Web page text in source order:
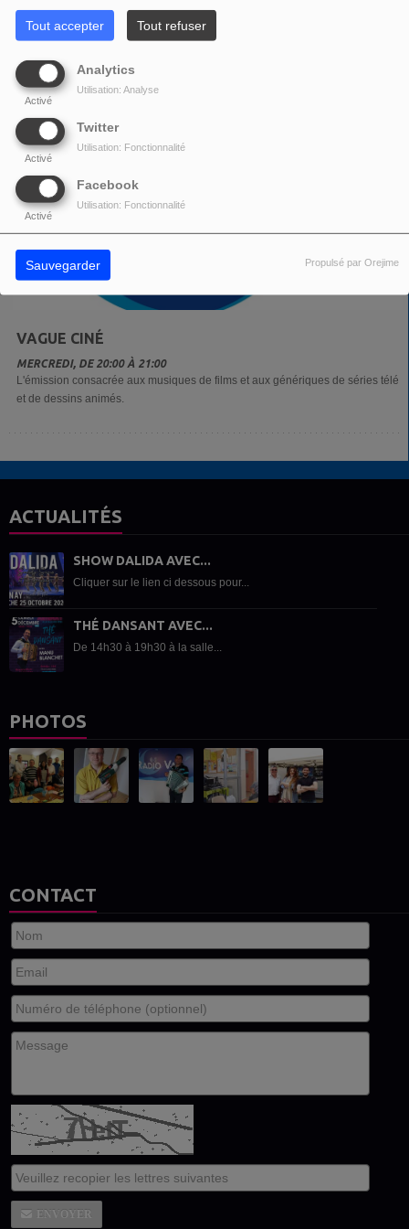
Tout accepter Tout refuser
Analytics
Activé
Utilisation: Analyse
Twitter
Activé
Utilisation: Fonctionnalité
Facebook
Activé
Utilisation: Fonctionnalité
Sauvegarder Propulsé par Orejime
VAGUE CINÉ
MERCREDI, DE 20:00 À 21:00
L'émission consacrée aux musiques de films et aux génériques de séries télé
et de dessins animés.
ACTUALITÉS
SHOW DALIDA AVEC...
Cliquer sur le lien ci dessous pour...
THÉ DANSANT AVEC...
De 14h30 à 19h30 à la salle...
PHOTOS
CONTACT
ENVOYER